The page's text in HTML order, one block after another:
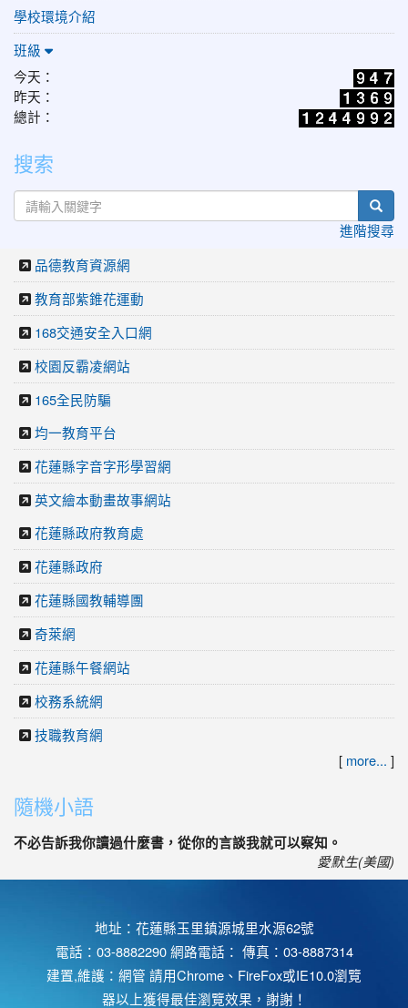
學校環境介紹
班級
今天：
昨天：
總計：
搜索
進階搜尋
品德教育資源網
教育部紫錐花運動
168交通安全入口網
校園反霸凌網站
165全民防騙
均一教育平台
花蓮縣字音字形學習網
英文繪本動畫故事網站
花蓮縣政府教育處
花蓮縣政府
花蓮縣國教輔導團
奇萊網
花蓮縣午餐網站
校務系統網
技職教育網
[ more... ]
隨機小語
不必告訴我你讀過什麼書，從你的言談我就可以察知。
愛默生(美國)
地址：花蓮縣玉里鎮源城里水源62號
電話：03-8882290 網路電話： 傳真：03-8887314
建置,維護： 網管 請用Chrome 、 FireFox或IE10.0瀏覽
器以上獲得最佳瀏覽效果，謝謝！